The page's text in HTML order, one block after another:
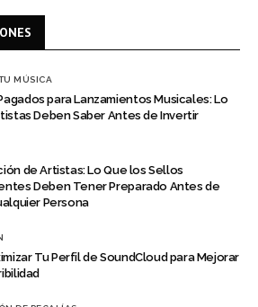
MÚSICA
para Lanzamientos Musicales: Lo
Deben Saber Antes de Invertir
de Artistas: Lo Que los Sellos
Deben Tener Preparado Antes de
Persona
Tu Perfil de SoundCloud para Mejorar